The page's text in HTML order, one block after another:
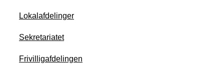
Lokalafdelinger
Sekretariatet
Frivilligafdelingen